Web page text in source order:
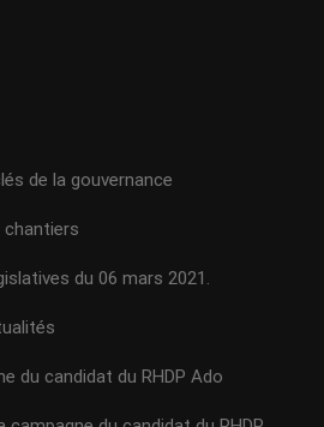
de la gouvernance
chantiers
du 06 mars 2021.
du candidat du RHDP Ado